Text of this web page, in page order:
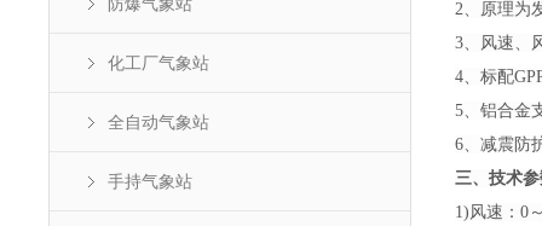
化工厂气象站
全自动气象站
手持气象站
2、原理为
3、风速、
4、标配
5、铝合金
6、减震防
三、技术
1)风速：0